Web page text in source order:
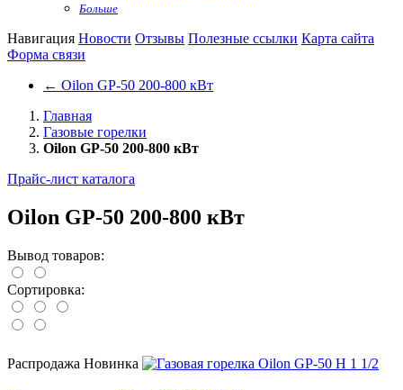
Больше
Навигация Новости Отзывы Полезные ссылки Карта сайта
Форма связи
← Oilon GP-50 200-800 кВт
Главная
Газовые горелки
Oilon GP-50 200-800 кВт
Прайс-лист каталога
Oilon GP-50 200-800 кВт
Вывод товаров:
Сортировка:
Распродажа Новинка